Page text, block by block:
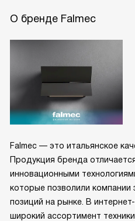
О бренде Falmec
Falmec — это итальянское
Продукция бренда
инновационными
которые позволили
позиций на рынке. В
широкий ассортимент